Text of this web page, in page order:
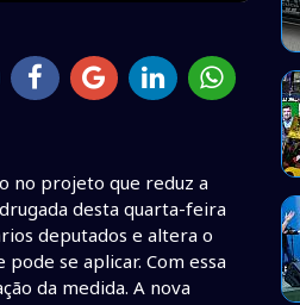
no projeto que reduz a
desta quarta-feira
deputados e altera o
se aplicar. Com essa
da medida. A nova